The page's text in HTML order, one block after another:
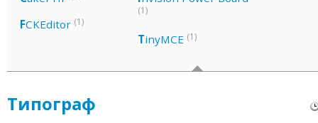
FCKEditor (1)
(1)
TinyMCE (1)
Типограф